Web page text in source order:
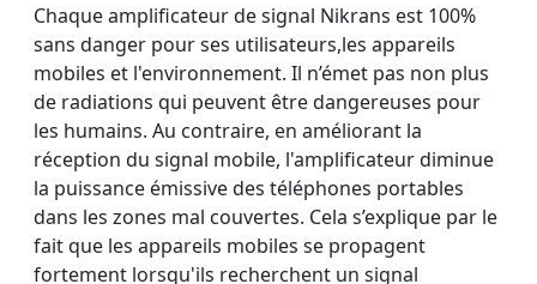
Chaque amplificateur de signal Nikrans est 100%
sans danger pour ses utilisateurs,les appareils
mobiles et l'environnement. Il n’émet pas non plus
de radiations qui peuvent être dangereuses pour
les humains. Au contraire, en améliorant la
réception du signal mobile, l'amplificateur diminue
la puissance émissive des téléphones portables
dans les zones mal couvertes. Cela s’explique par le
fait que les appareils mobiles se propagent
fortement lorsqu'ils recherchent un signal